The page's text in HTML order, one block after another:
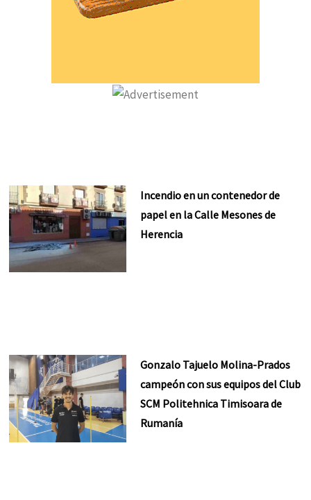
Incendio en un contenedor de
papel en la Calle Mesones de
Herencia
Gonzalo Tajuelo Molina-Prados
campeón con sus equipos del Club
SCM Politehnica Timisoara de
Rumanía